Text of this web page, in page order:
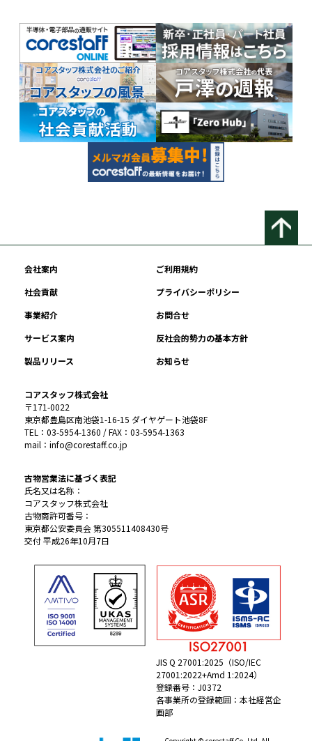
会社案内
ご利用規約
社会貢献
プライバシーポリシー
事業紹介
お問合せ
サービス案内
反社会的勢力の基本方針
製品リリース
お知らせ
コアスタッフ株式会社
〒171-0022
東京都豊島区南池袋1-16-15 ダイヤゲート池袋8F
TEL：03-5954-1360 / FAX：03-5954-1363
mail：info@corestaff.co.jp
古物営業法に基づく表記
氏名又は名称：
コアスタッフ株式会社
古物商許可番号：
東京都公安委員会 第305511408430号
交付 平成26年10月7日
JIS Q 27001:2025（ISO/IEC
27001:2022+Amd 1:2024）
登録番号：J0372
各事業所の登録範囲：本社経営企
画部